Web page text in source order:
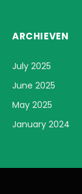
ARCHIEVEN
July 2025
June 2025
May 2025
January 2024